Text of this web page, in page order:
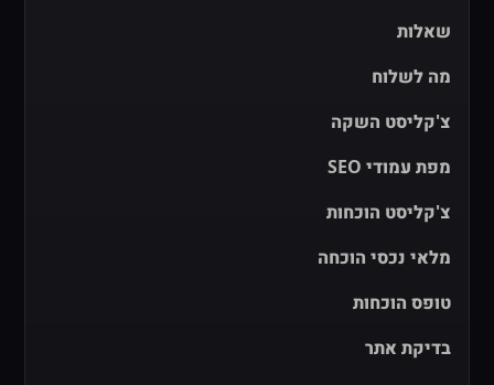
שאלות
מה לשלוח
צ'קליסט השקה
מפת עמודי SEO
צ'קליסט הוכחות
מלאי נכסי הוכחה
טופס הוכחות
בדיקת אתר